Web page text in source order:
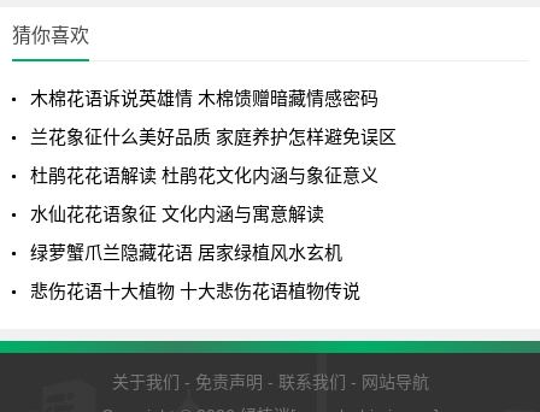
猜你喜欢
木棉花语诉说英雄情 木棉馈赠暗藏情感密码
兰花象征什么美好品质 家庭养护怎样避免误区
杜鹃花花语解读 杜鹃花文化内涵与象征意义
水仙花花语象征 文化内涵与寓意解读
绿萝蟹爪兰隐藏花语 居家绿植风水玄机
悲伤花语十大植物 十大悲伤花语植物传说
关于我们 - 免责声明 - 联系我们 - 网站导航